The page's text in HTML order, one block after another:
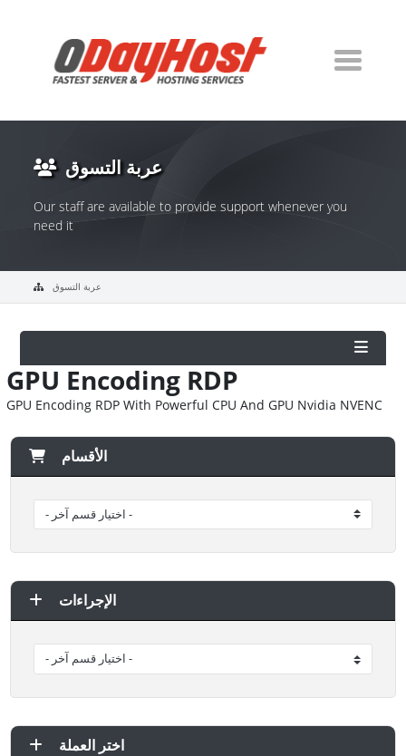
عربة التسوق
Our staff are available to provide support whenever you
need it
عربة التسوق
GPU Encoding RDP
GPU Encoding RDP With Powerful CPU And GPU Nvidia NVENC
الأقسام
الإجراءات
اختر العملة